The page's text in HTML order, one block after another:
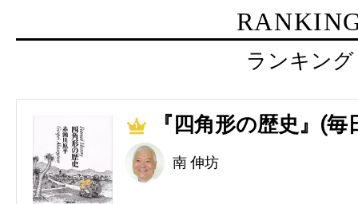
ランキング
1 『四角形の歴史』(毎
南 伸坊